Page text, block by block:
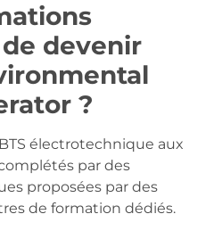
devenir
?
électrotechnique aux
par des
proposées par des
de formation dédiés.